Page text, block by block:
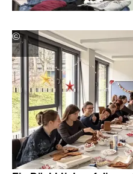
©
LehrLernZentrum
|
Hochschule
RheinMain